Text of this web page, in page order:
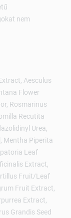
nem
Aesculus
Flower
Rosmarinus
Recutita
Urea,
Mentha Piperita
Leaf
Extract,
Fruit/Leaf
Fruit Extract,
Extract,
Grandis Seed